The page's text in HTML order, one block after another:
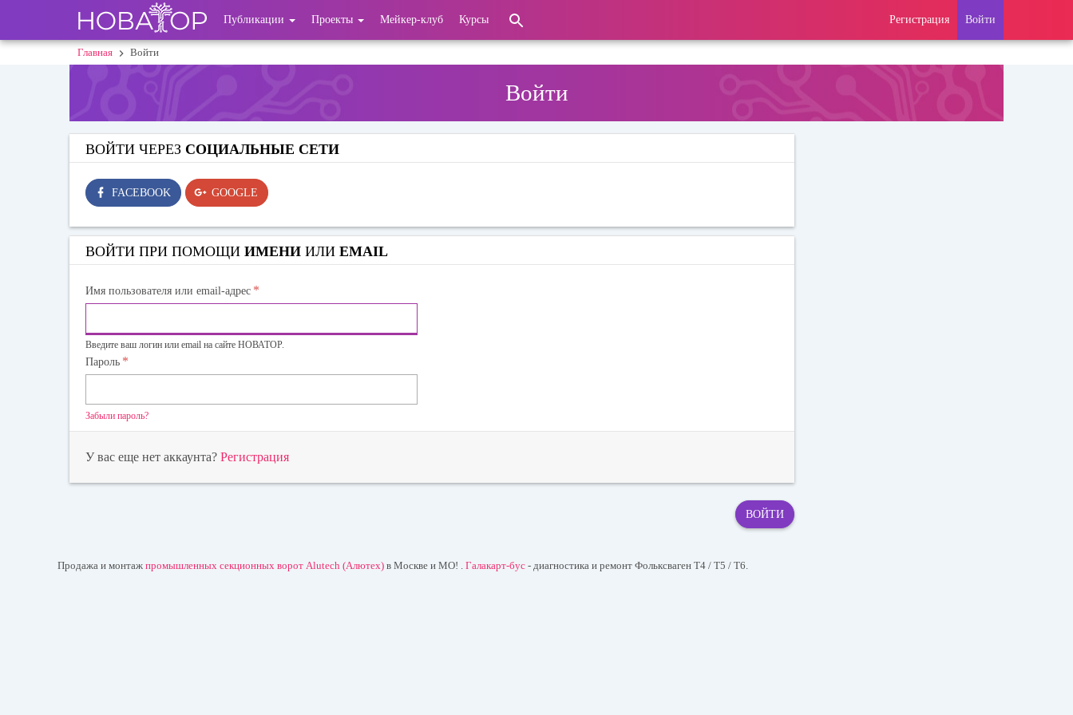
основному
User
account
Регистрация Войти
Публикации Проекты Мейкер-клуб Курсы
Строка
Главная Войти
Войти
ВОЙТИ ЧЕРЕЗ СОЦИАЛЬНЫЕ СЕТИ
FACEBOOK GOOGLE
ВОЙТИ ПРИ ПОМОЩИ ИМЕНИ ИЛИ EMAIL
Имя пользователя или email-адрес *
Введите ваш логин или email на сайте НОВАТОР.
Пароль *
Забыли пароль?
У вас еще нет аккаунта? Регистрация
ВОЙТИ
Продажа и монтаж промышленных секционных ворот Alutech (Алютех) в Москве и МО! . Галакарт-бус - диагностика и ремонт Фольксваген T4 / T5 / T6.